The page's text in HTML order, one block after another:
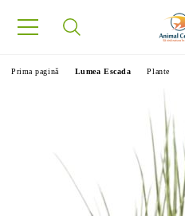
Prima pagină Lumea Escada Plante